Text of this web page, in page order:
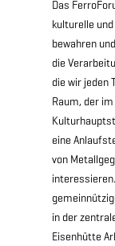
Das
kulturelle
bewahren
die
die wir jeden
Raum, der
eine
von
in der
Eisenhütte